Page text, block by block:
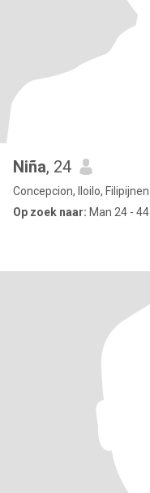
Niña, 24
Concepcion, Iloilo, Filipijnen
Op zoek naar: Man 24 - 44